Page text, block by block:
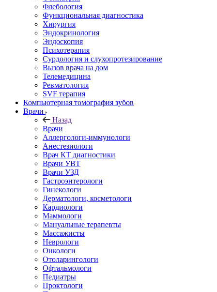
Флебология
Функциональная диагностика
Хирургия
Эндокринология
Эндоскопия
Психотерапия
Сурдология и слухопротезирование
Вызов врача на дом
Телемедицина
Ревматология
SVF терапия
Компьютерная томография зубов
Врачи
Назад
Врачи
Аллергологи-иммунологи
Анестезиологи
Врач КТ диагностики
Врачи УВТ
Врачи УЗД
Гастроэнтерологи
Гинекологи
Дерматологи, косметологи
Кардиологи
Маммологи
Мануальные терапевты
Массажисты
Неврологи
Онкологи
Отоларингологи
Офтальмологи
Педиатры
Проктологи